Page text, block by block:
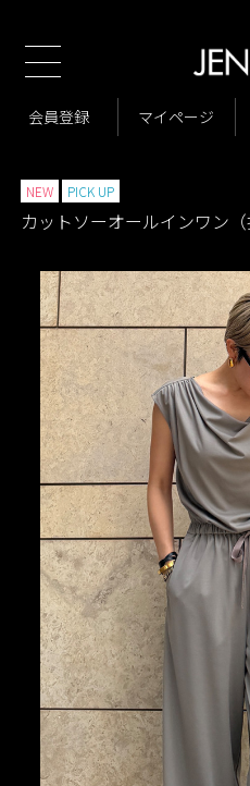
会員登録 マイページ
TOP
商品一覧 > New Arrivals
VARIATION LIST4 カットソーオー
NEW PICK UP
カットソーオールインワン（